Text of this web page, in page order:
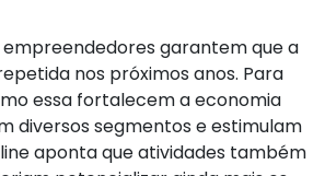
empreendedores garantem que a
nos próximos anos. Para
essa fortalecem a economia
diversos segmentos e estimulam
aponta que atividades também